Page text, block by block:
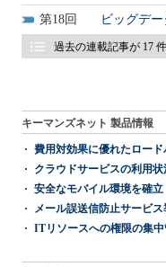
18 ビッグデ
過去の連載記事が 17
キーマンズネット 製品情報
費用対効果に優れたロー
クラウドサービスの利用
安全なモバイル環境を確立
メール誤送信防止サービ
ITリソースへの権限の集